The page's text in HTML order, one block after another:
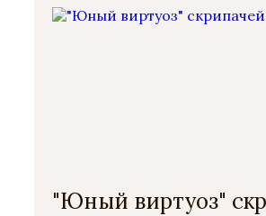
"Юный виртуоз"